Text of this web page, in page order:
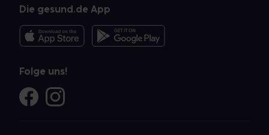
Die gesund.de App
Folge uns!